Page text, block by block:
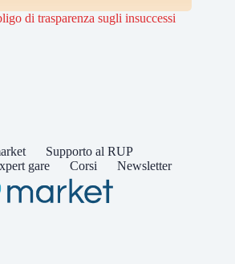
di trasparenza sugli insuccessi
Supporto al RUP
gare
Corsi Newsletter